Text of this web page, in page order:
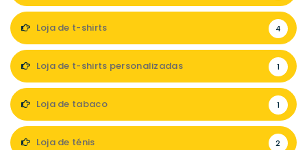
Loja de t-shirts 4
Loja de t-shirts personalizadas 1
Loja de tabaco 1
Loja de ténis 2